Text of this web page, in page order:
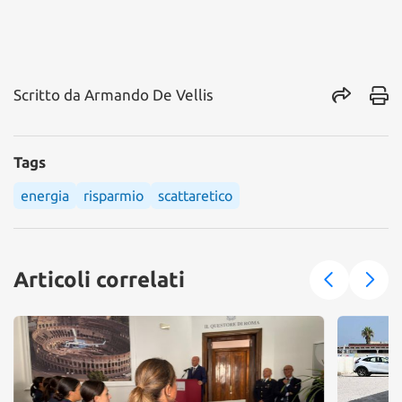
Scritto da Armando De Vellis
Tags
energia risparmio scattaretico
Articoli correlati